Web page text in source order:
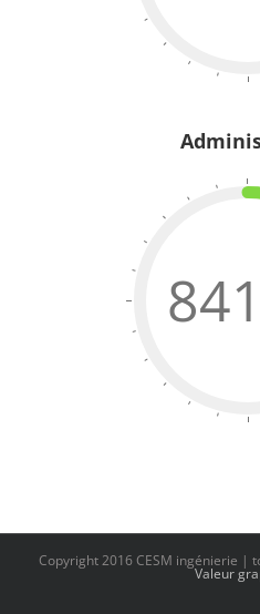
Copyright 2016 CESM ingénierie |
Valeur